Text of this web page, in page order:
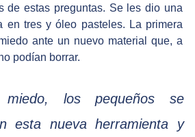
de estas preguntas. Se les dio una
en tres y óleo pasteles. La primera
ante un nuevo material que, a
podían borrar.
los pequeños se
esta nueva herramienta y